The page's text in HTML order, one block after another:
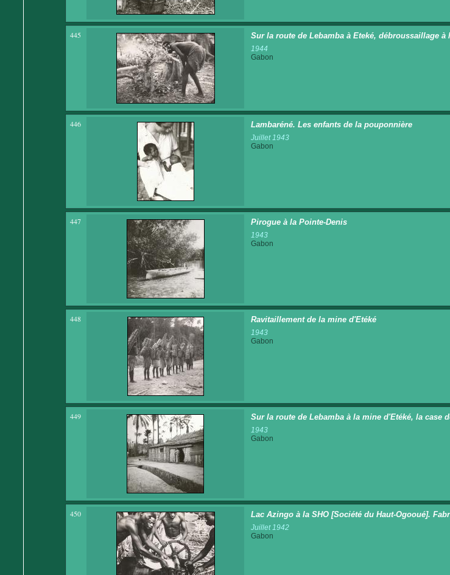
445 Sur la route de Lebamba à Eteké, débroussaillage à
1944
Gabon
446 Lambaréné. Les enfants de la pouponnière
Juillet 1943
Gabon
447 Pirogue à la Pointe-Denis
1943
Gabon
448 Ravitaillement de la mine d'Etéké
1943
Gabon
449 Sur la route de Lebamba à la mine d'Etéké, la case
1943
Gabon
450 Lac Azingo à la SHO [Société du Haut-Ogooué].
Juillet 1942
Gabon